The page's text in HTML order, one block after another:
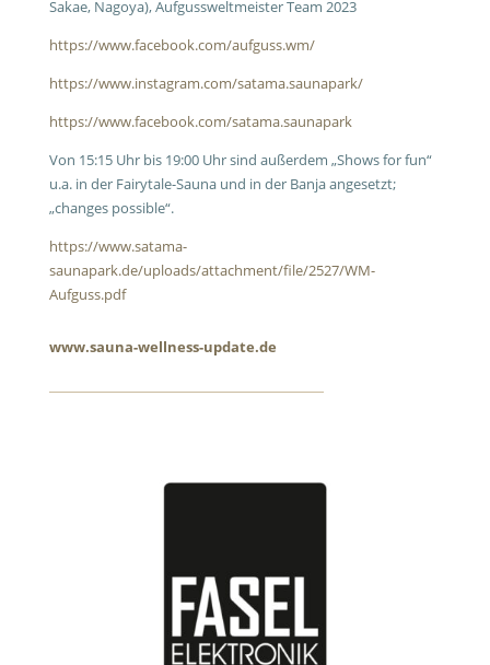
Sakae, Nagoya), Aufgussweltmeister Team 2023
https://www.facebook.com/aufguss.wm/
https://www.instagram.com/satama.saunapark/
https://www.facebook.com/satama.saunapark
Von 15:15 Uhr bis 19:00 Uhr sind außerdem „Shows for fun“
u.a. in der Fairytale-Sauna und in der Banja angesetzt;
„changes possible“.
https://www.satama-
saunapark.de/uploads/attachment/file/2527/WM-
Aufguss.pdf
www.sauna-wellness-update.de